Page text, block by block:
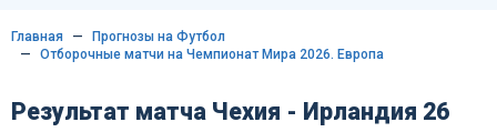
Как тут заработать?
Главная
Прогнозы на Футбол
Отборочные матчи на Чемпионат Мира 2026. Европа
Результат матча Чехия - Ирландия 26